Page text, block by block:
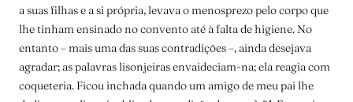
a suas filhas e a si própria, levava o menosprezo pelo corpo que
lhe tinham ensinado no convento até à falta de higiene. No
entanto – mais uma das suas contradições –, ainda desejava
agradar; as palavras lisonjeiras envaideciam-na; ela reagia com
coqueteria. Ficou inchada quando um amigo de meu pai lhe